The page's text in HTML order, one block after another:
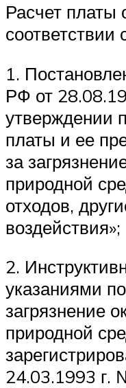
Расчет платы
соответствии
1.
РФ от
утверждении
платы и ее
за
природной
отходов,
воздействия»;
2.
указаниями
загрязнение
природной
24.03.1993 г.